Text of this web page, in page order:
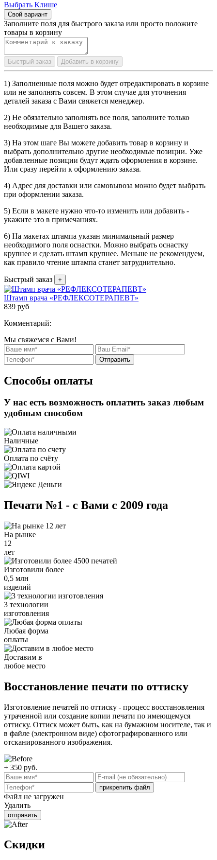
Выбрать Клише
Свой вариант
Заполните поля для быстрого заказа или просто положите
товары в корзину
Быстрый заказ Добавить в корзину
1) Заполненные поля можно будет отредактировать в корзине
или не заполнять совсем. В этом случае для уточнения
деталей заказа с Вами свяжется менеджер.
2) Не обязательно заполнять все поля, заполните только
необходимые для Вашего заказа.
3) На этом шаге Вы можете добавить товар в корзину и
выбрать дополнительно другие необходимые позиции. Уже
добавленные позиции будут ждать оформления в корзине.
Или сразу перейти к оформлению заказа.
4) Адрес для доставки или самовывоза можно будет выбрать
при оформлении заказа.
5) Если в макете нужно что-то изменить или добавить -
укажите это в примечаниях.
6) На макетах штампа указан минимальный размер
необходимого поля оснастки. Можно выбрать оснастку
крупнее и сделать штамп крупнее. Меньше не рекомендуем,
как правило чтение штампа станет затруднительно.
Быстрый заказ +
Штамп врача «РЕФЛЕКСОТЕРАПЕВТ»
839 руб
Комментарий:
Мы свяжемся с Вами!
Отправить
Способы оплаты
У нас есть возможность оплатить заказ любым
удобным способом
Наличные
Оплата по счёту
Печати №1 - с Вами с 2009 года
На рынке
12
лет
Изготовили более
0,5 млн
изделий
3 технологии
изготовления
Любая форма
оплаты
Доставим в
любое место
Восстановление печати по оттиску
Изготовление печатей по оттиску - процесс восстановления
утраченной или создание копии печати по имеющемуся
оттиску. Оттиск может быть, как на бумажном носителе, так и
в файле (электронном виде) сфотографированного или
отсканированного изображения.
+ 350 руб.
прикрепить файл
Файл не загружен
Удалить
отправить
Скидки